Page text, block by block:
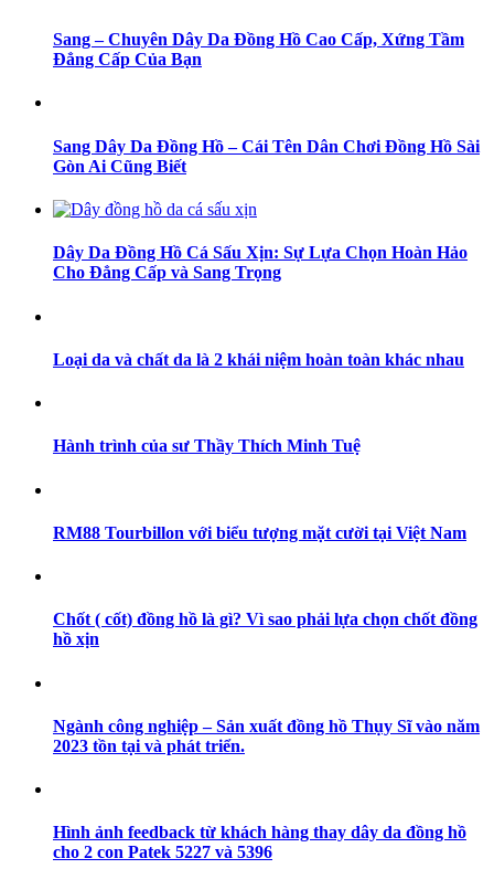
Sang – Chuyên Dây Da Đồng Hồ Cao Cấp, Xứng Tầm
Đẳng Cấp Của Bạn
Sang Dây Da Đồng Hồ – Cái Tên Dân Chơi Đồng Hồ Sài
Gòn Ai Cũng Biết
Dây Da Đồng Hồ Cá Sấu Xịn: Sự Lựa Chọn Hoàn Hảo
Cho Đẳng Cấp và Sang Trọng
Loại da và chất da là 2 khái niệm hoàn toàn khác nhau
Hành trình của sư Thầy Thích Minh Tuệ
RM88 Tourbillon với biểu tượng mặt cười tại Việt Nam
Chốt ( cốt) đồng hồ là gì? Vì sao phải lựa chọn chốt đồng
hồ xịn
Ngành công nghiệp – Sản xuất đồng hồ Thụy Sĩ vào năm
2023 tồn tại và phát triển.
Hình ảnh feedback từ khách hàng thay dây da đồng hồ
cho 2 con Patek 5227 và 5396